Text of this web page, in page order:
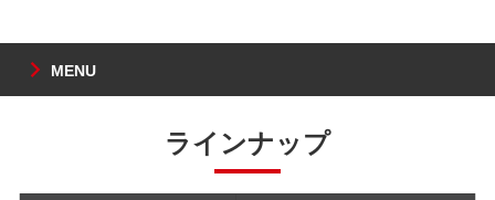
MENU
ラインナップ